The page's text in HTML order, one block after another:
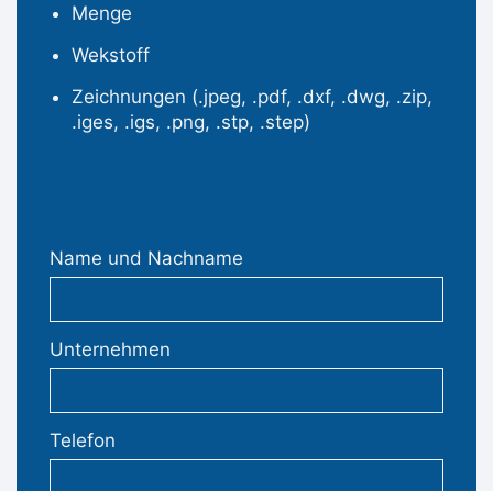
Menge
Wekstoff
Zeichnungen (.jpeg, .pdf, .dxf, .dwg, .zip,
.iges, .igs, .png, .stp, .step)
Name und Nachname
Unternehmen
Telefon